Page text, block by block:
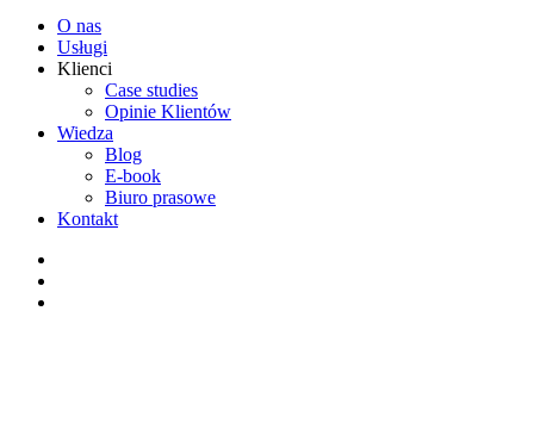
O nas
Usługi
Klienci
Case studies
Opinie Klientów
Wiedza
Blog
E-book
Biuro prasowe
Kontakt